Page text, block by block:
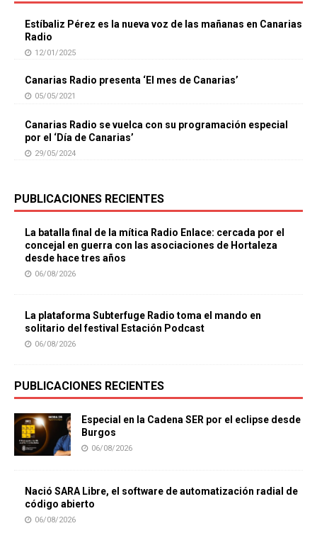
Estíbaliz Pérez es la nueva voz de las mañanas en Canarias
Radio
12/01/2025
Canarias Radio presenta ‘El mes de Canarias’
05/05/2021
Canarias Radio se vuelca con su programación especial
por el ‘Día de Canarias’
29/05/2024
PUBLICACIONES RECIENTES
La batalla final de la mítica Radio Enlace: cercada por el
concejal en guerra con las asociaciones de Hortaleza
desde hace tres años
06/08/2026
La plataforma Subterfuge Radio toma el mando en
solitario del festival Estación Podcast
06/08/2026
PUBLICACIONES RECIENTES
Especial en la Cadena SER por el eclipse desde
Burgos
06/08/2026
Nació SARA Libre, el software de automatización radial de
código abierto
06/08/2026